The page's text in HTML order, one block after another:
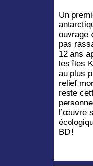
Un
ouvrage
pas
12 ans
les îles
au plus
relief
reste
l’œuvre
BD !